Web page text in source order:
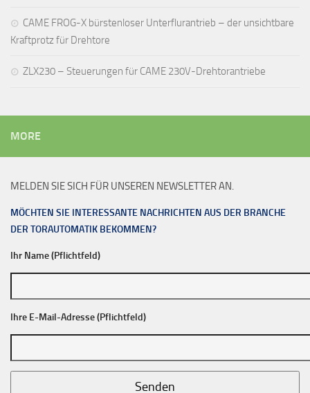
CAME FROG-X bürstenloser Unterflurantrieb – der unsichtbare
Kraftprotz für Drehtore
ZLX230 – Steuerungen für CAME 230V-Drehtorantriebe
MORE
MELDEN SIE SICH FÜR UNSEREN NEWSLETTER AN.
MÖCHTEN SIE INTERESSANTE NACHRICHTEN AUS DER BRANCHE
DER TORAUTOMATIK BEKOMMEN?
Ihr Name (Pflichtfeld)
Ihre E-Mail-Adresse (Pflichtfeld)